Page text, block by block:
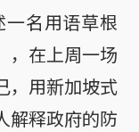
名用语草根
，在上周一场
，用新加坡式
解释政府的防